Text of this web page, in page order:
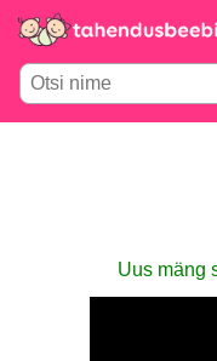
Uus mäng